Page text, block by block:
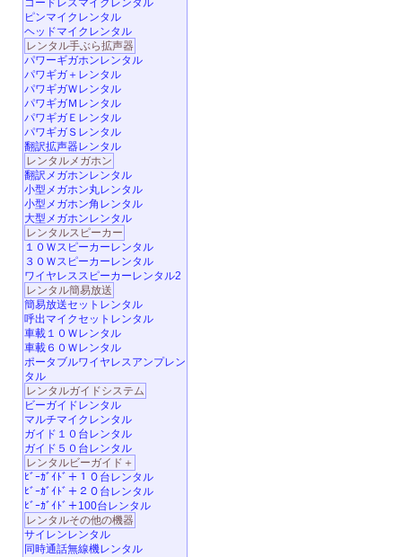
コードレスマイクレンタル
ピンマイクレンタル
ヘッドマイクレンタル
レンタル手ぶら拡声器
パワーギガホンレンタル
パワギガ＋レンタル
パワギガＷレンタル
パワギガＭレンタル
パワギガＥレンタル
パワギガＳレンタル
翻訳拡声器レンタル
レンタルメガホン
翻訳メガホンレンタル
小型メガホン丸レンタル
小型メガホン角レンタル
大型メガホンレンタル
レンタルスピーカー
１０Ｗスピーカーレンタル
３０Ｗスピーカーレンタル
ワイヤレススピーカーレンタル2
レンタル簡易放送
簡易放送セットレンタル
呼出マイクセットレンタル
車載１０Ｗレンタル
車載６０Ｗレンタル
ポータブルワイヤレスアンプレン
タル
レンタルガイドシステム
ビーガイドレンタル
マルチマイクレンタル
ガイド１０台レンタル
ガイド５０台レンタル
レンタルビーガイド＋
ﾋﾞｰｶﾞｲﾄﾞ＋１０台レンタル
ﾋﾞｰｶﾞｲﾄﾞ＋２０台レンタル
ﾋﾞｰｶﾞｲﾄﾞ＋100台レンタル
レンタルその他の機器
サイレンレンタル
同時通話無線機レンタル